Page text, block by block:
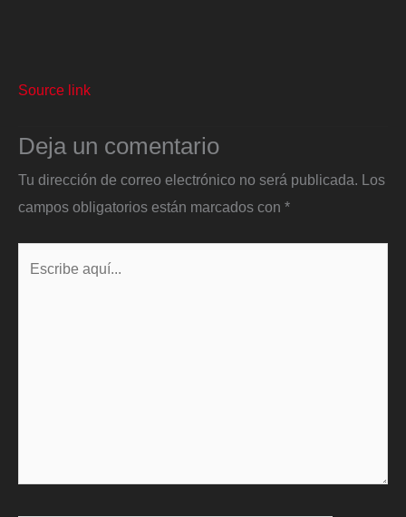
Source link
Deja un comentario
Tu dirección de correo electrónico no será publicada. Los
campos obligatorios están marcados con *